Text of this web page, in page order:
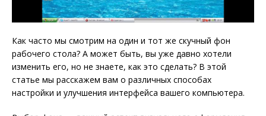
Как часто мы смотрим на один и тот же скучный фон
рабочего стола? А может быть, вы уже давно хотели
изменить его, но не знаете, как это сделать? В этой
статье мы расскажем вам о различных способах
настройки и улучшения интерфейса вашего компьютера.